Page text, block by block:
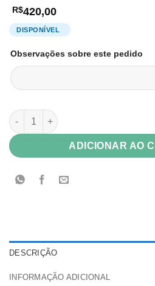
R$420,00
Observações sobre este pedido
Vinil Transparente Adesivo Brilho
ADICIONAR AO
DESCRIÇÃO
INFORMAÇÃO ADICIONAL